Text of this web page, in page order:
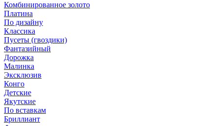
Комбинированное золото
Платина
По дизайну
Классика
Пусеты (гвоздики)
Фантазийный
Дорожка
Малинка
Эксклюзив
Конго
Детские
Якутские
По вставкам
Бриллиант